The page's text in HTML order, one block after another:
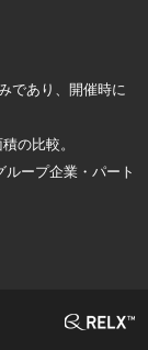
であり、開催時に
の比較。
ープ企業・パート